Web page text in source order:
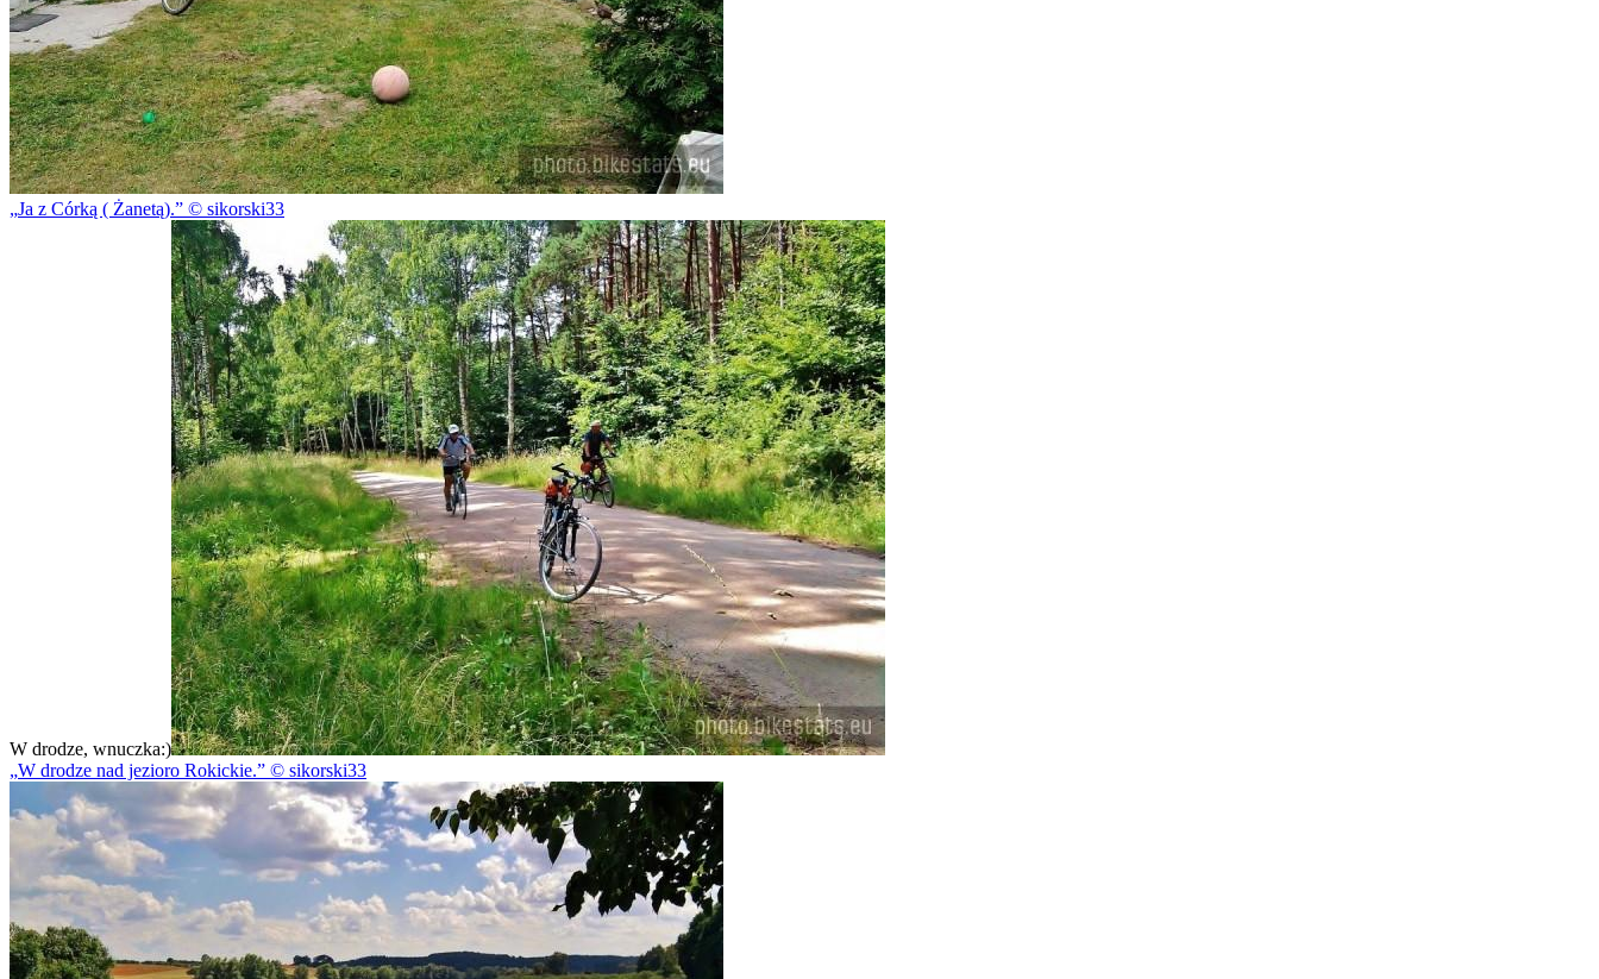
Ja z Córką ( Żanetą). © sikorski33
W drodze, wnuczka:)
W drodze nad jezioro Rokickie.
© sikorski33